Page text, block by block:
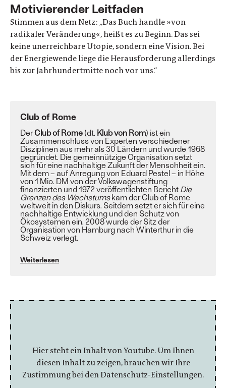
Motivierender Leitfaden
Stimmen aus dem Netz: „Das Buch handle »von
radikaler Veränderung«, heißt es zu Beginn. Das sei
keine unerreichbare Utopie, sondern eine Vision. Bei
der Energiewende liege die Herausforderung allerdings
bis zur Jahrhundertmitte noch vor uns.“
Club of Rome
DerClub of Rome (dt. Klub von Rom) ist ein
Zusammenschluss von Experten verschiedener
Disziplinen aus mehr als 30 Ländern und wurde 1968
gegründet. Die gemeinnützige Organisation setzt
sich für eine nachhaltigeZukunft der Menschheit ein.
Mit dem – auf Anregung von Eduard Pestel– in Höhe
von 1 Mio. DM von derVolkswagenstiftung
finanzierten und 1972 veröffentlichten Bericht Die
Grenzen des Wachstumskam der Club of Rome
weltweit in den Diskurs. Seitdem setzt er sich für eine
nachhaltige Entwicklung und den Schutz von
Ökosystemen ein. 2008 wurde der Sitz der
Organisation von Hamburg nach Winterthurin die
Schweiz verlegt.
Weiterlesen
Hier steht ein Inhalt von Youtube. Um Ihnen
diesen Inhalt zu zeigen, brauchen wir Ihre
Zustimmung bei den Datenschutz-Einstellungen.